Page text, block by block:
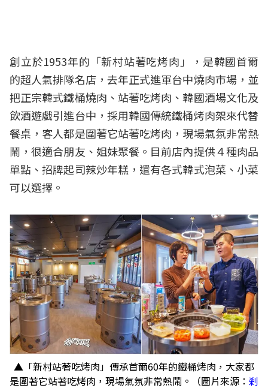
創立於1953年的「新村站著吃烤肉​」，是韓國首爾
的超人氣排隊名店，去年正式進軍台中燒肉市場，並
把正宗韓式鐵桶燒肉、站著吃烤肉、韓國酒場文化及
飲酒遊戲引進台中，採用韓國傳統鐵桶烤肉架來代替
餐桌，客人都是圍著它站著吃烤肉，現場氣氛非常熱
鬧，很適合朋友、姐妹聚餐。目前店內提供４種肉品
單點、招牌起司辣炒年糕，還有各式韓式泡菜、小菜
可以選擇。
▲「新村站著吃烤肉​」傳承首爾60年的鐵桶烤肉，大家都
是圍著它站著吃烤肉，現場氣氛非常熱鬧。（圖片來源： 剎